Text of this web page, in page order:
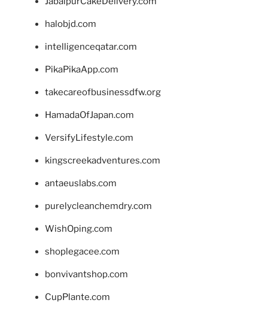
halobjd.com
intelligenceqatar.com
PikaPikaApp.com
takecareofbusinessdfw.org
HamadaOfJapan.com
VersifyLifestyle.com
kingscreekadventures.com
antaeuslabs.com
purelycleanchemdry.com
WishOping.com
shoplegacee.com
bonvivantshop.com
CupPlante.com